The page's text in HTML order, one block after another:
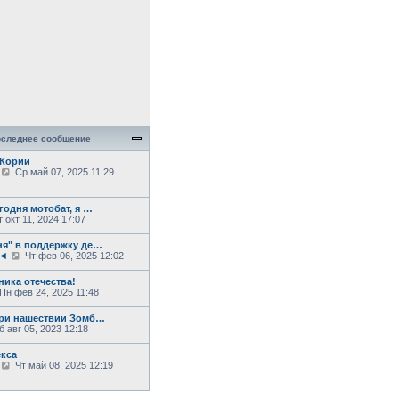
сообщение
П
й
т
и
к
п
с
л
д
н
е
м
у
с
Ср май 07, 2025 11:29
мотобат, я …
окт 11, 2024 17:07
в поддержку де…
П
е
й
т
и
к
с
д
Чт фев 06, 2025 12:02
отечества!
ППн фев 24, 2025 11:48
нашествии Зомб…
авг 05, 2023 12:18
ПЧт май 08, 2025 12:19